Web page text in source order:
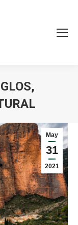
May
31
2021